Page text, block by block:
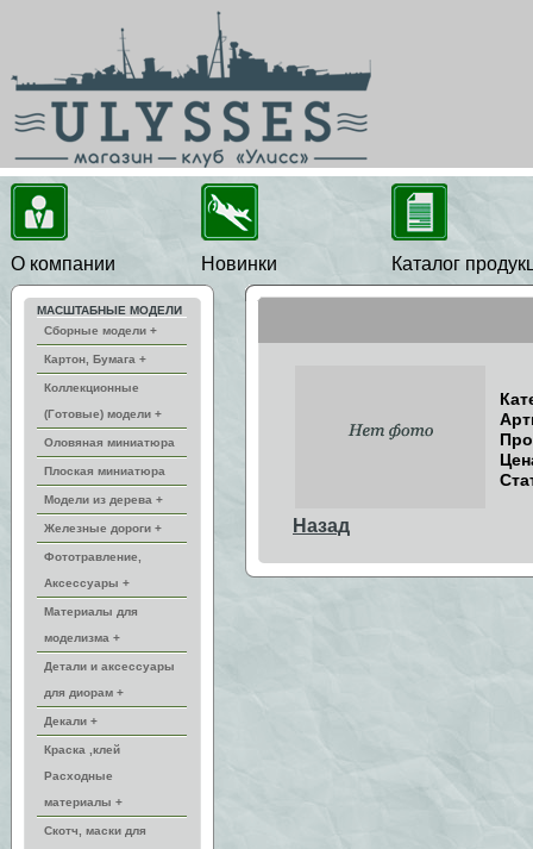
О компании Новинки Каталог
МАСШТАБНЫЕ МОДЕЛИ
Сборные модели +
Картон, Бумага +
Коллекционные
(Готовые) модели +
Оловяная миниатюра
Плоская миниатюра
Модели из дерева +
Железные дороги +
Фототравление,
Аксессуары +
Материалы для
моделизма +
Детали и аксессуары
для диорам +
Декали +
Краска ,клей
Расходные
материалы +
Скотч, маски для
Назад